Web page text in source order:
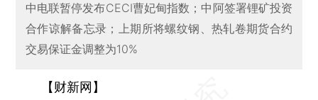
中电联暂停发布CECI曹妃甸指数；中阿签署锂矿投资
合作谅解备忘录；上期所将螺纹钢、热轧卷期货合约
交易保证金调整为10%
【财新网】